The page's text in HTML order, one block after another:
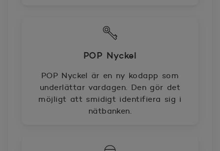
POP Nyckel
POP Nyckel är en ny kodapp som
underlättar vardagen. Den gör det
möjligt att smidigt identifiera sig i
nätbanken.